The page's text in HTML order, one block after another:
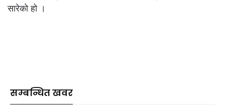
सारेको हो ।
सम्बन्धित खवर